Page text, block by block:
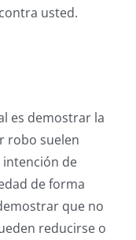
usted.
es demostrar la
robo suelen
de
de forma
que no
reducirse o